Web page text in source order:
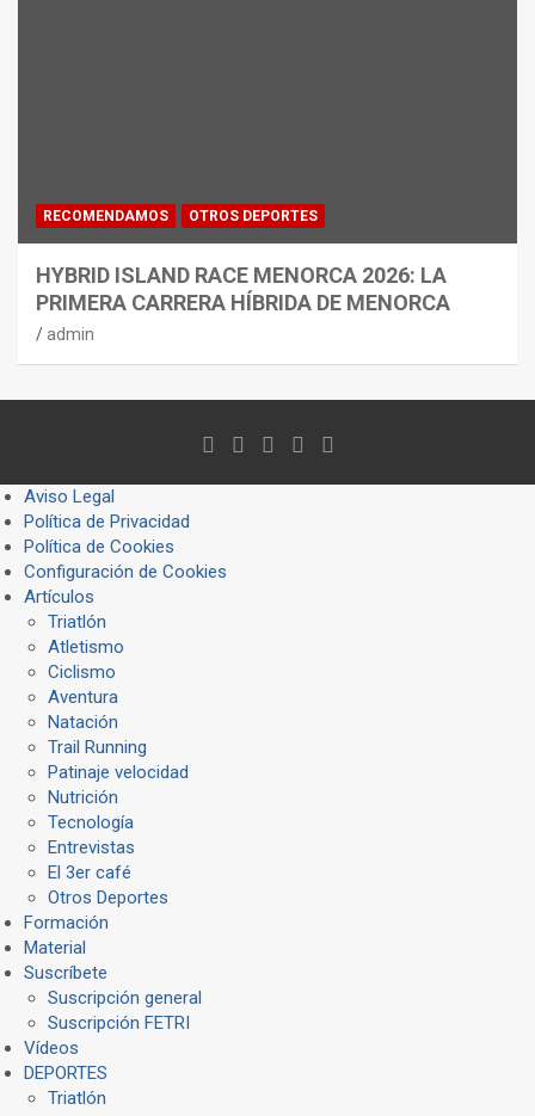
RECOMENDAMOS OTROS DEPORTES
HYBRID ISLAND RACE MENORCA 2026: LA
PRIMERA CARRERA HÍBRIDA DE MENORCA
admin
Aviso Legal
Política de Privacidad
Política de Cookies
Configuración de Cookies
Artículos
Triatlón
Atletismo
Ciclismo
Aventura
Natación
Trail Running
Patinaje velocidad
Nutrición
Tecnología
Entrevistas
El 3er café
Otros Deportes
Formación
Material
Suscríbete
Suscripción general
Suscripción FETRI
Vídeos
DEPORTES
Triatlón